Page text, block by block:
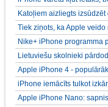
Katoļiem aizliegts
Tiek ziņots, ka Apple
Nike+ iPhone programma
Lietuviešu skolnieki
Apple iPhone 4 -
iPhone iemācīts tulkot
Apple iPhone Nano: